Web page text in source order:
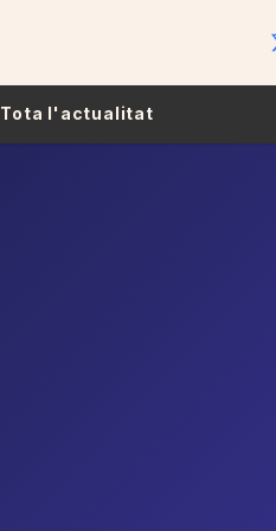
Tota l'actualitat